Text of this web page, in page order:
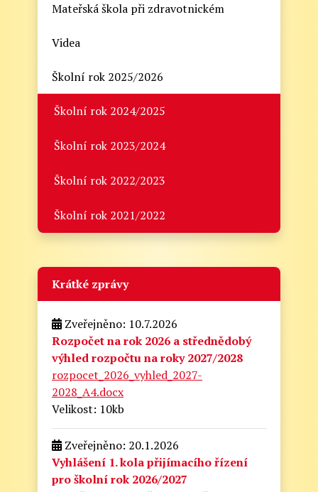
Mateřská škola při zdravotnickém
Videa
Školní rok 2025/2026
Školní rok 2024/2025
Školní rok 2023/2024
Školní rok 2022/2023
Školní rok 2021/2022
Krátké zprávy
Zveřejněno: 10.7.2026
Rozpočet na rok 2026 a střednědobý
výhled rozpočtu na roky 2027/2028
rozpocet_2026_vyhled_2027-
2028_A4.docx
Velikost: 10kb
Zveřejněno: 20.1.2026
Vyhlášení 1. kola přijímacího řízení
pro školní rok 2026/2027